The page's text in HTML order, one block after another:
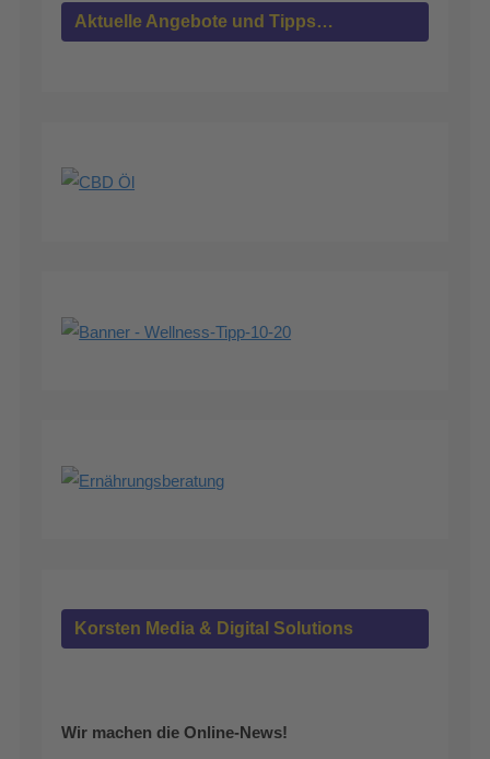
Aktuelle Angebote und Tipps…
Korsten Media & Digital Solutions
Wir machen die Online-News!